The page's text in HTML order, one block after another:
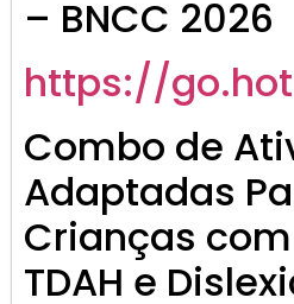
PROFESSORA DA EDUCAÇÃO
Acesse agora
CLIQUE AQUI 👇
https://go.hotmart.com/
1º ano
*Imagine ter em mãos
organizadas, lindas e prontas
alunos do 1º ano, todas
CLIQUE AQUI 👇
https://go.hotmart.com/